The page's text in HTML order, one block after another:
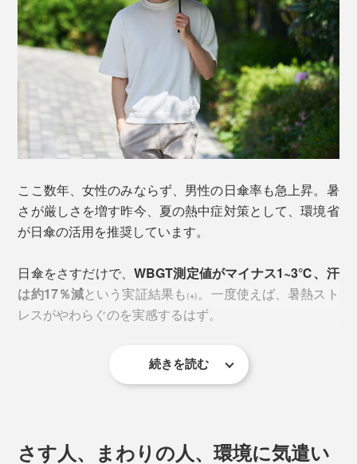
ここ数年、女性のみならず、男性の日傘率も急上昇。暑
さが厳しさを増す昨今、夏の熱中症対策として、環境省
が日傘の活用を推奨しています。
日傘をさすだけで、WBGT測定値がマイナス1~3℃、汗
は約17％減という実証結果も(※)。一度使えば、暑熱スト
レスがやわらぐのを実感するはず。
※環境省「日傘の活用推進について〜夏の熱ストレスに気をつけて！〜」
本品を使用すると34.3℃！
続きを読む
さす人、まわりの人、環境に気遣い